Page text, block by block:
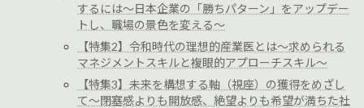
するには～日本企業の「勝ちパターン」をアップデー
トし、職場の景色を変える～
【特集2】令和時代の理想的産業医とは～求められる
マネジメントスキルと複眼的アプローチスキル～
【特集3】未来を構想する軸（視座）の獲得をめざし
て～閉塞感よりも開放感、絶望よりも希望が満ちた社